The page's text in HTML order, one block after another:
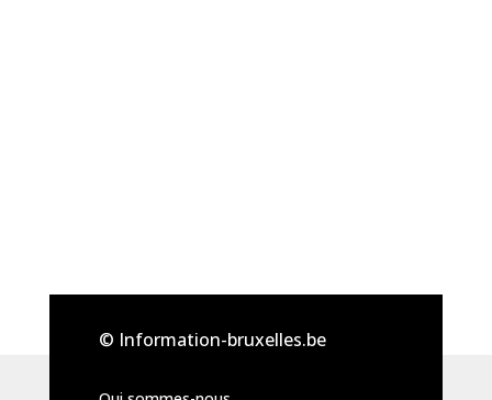
© Information-bruxelles.be